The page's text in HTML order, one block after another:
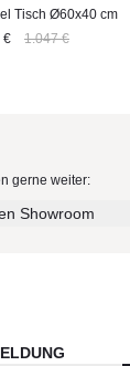
Tisch Ø60x40 cm
€ 1.047 €
gerne weiter:
Showroom